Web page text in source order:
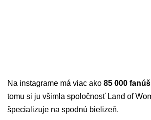
Na instagrame má viac ako 85 000
tomu si ju všimla spoločnosť Land of
špecializuje na spodnú bielizeň.